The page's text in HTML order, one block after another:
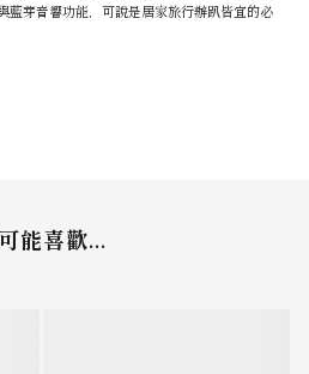
藍芽音響功能，可說是居家旅行辦趴皆宜的必
能喜歡...